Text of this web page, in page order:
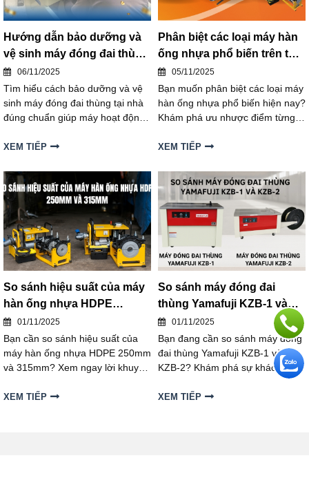
Hướng dẫn bảo dưỡng và
vệ sinh máy đóng đai thùng
tại nhà
06/11/2025
Tìm hiểu cách bảo dưỡng và vệ
sinh máy đóng đai thùng tại nhà
đúng chuẩn giúp máy hoạt động
phí sửa chữa. Xem ngay hướng
người mới bắt đầu!
XEM TIẾP
Phân biệt các loại máy hàn
ống nhựa phổ biến trên thị
trường
05/11/2025
Bạn muốn phân biệt các loại máy
hàn ống nhựa phổ biến hiện nay?
Khám phá ưu nhược điểm từng
hiệu suất cho doanh nghiệp bạn.
XEM TIẾP
So sánh hiệu suất của máy
hàn ống nhựa HDPE
250mm và 315mm
01/11/2025
Bạn cần so sánh hiệu suất của
máy hàn ống nhựa HDPE 250mm
và 315mm? Xem ngay lời khuyên
250mm hay 315mm để đưa ra
XEM TIẾP
So sánh máy đóng đai
thùng Yamafuji KZB-1 và
KZB-2
01/11/2025
Bạn đang cần so sánh máy đóng
đai thùng Yamafuji KZB-1 và
KZB-2? Khám phá sự khác biệt,
ưu nhược điểm chi tiết, thông số
kỹ thuật và lời khuyên khi nào
XEM TIẾP